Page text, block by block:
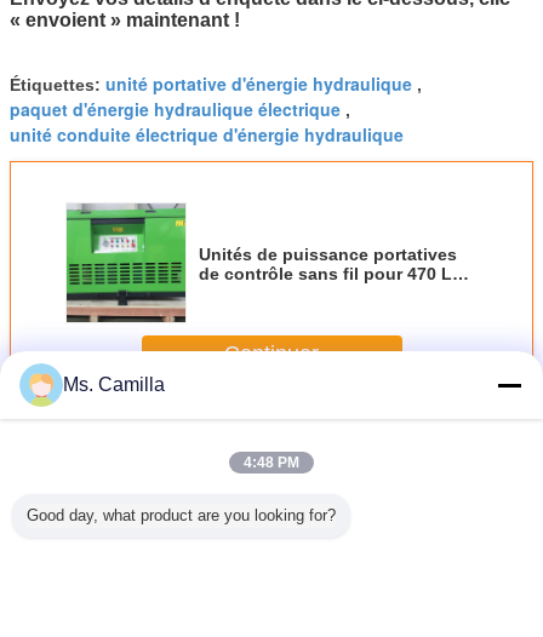
« envoient » maintenant !
Étiquettes: unité portative d'énergie hydraulique ,
paquet d'énergie hydraulique électrique ,
unité conduite électrique d'énergie hydraulique
Unités de puissance portatives
de contrôle sans fil pour 470 L
Continuer
PlusPaquet d'énergie hydraulique portatif
Ms. Camilla
4:48 PM
Good day, what product are you looking for?